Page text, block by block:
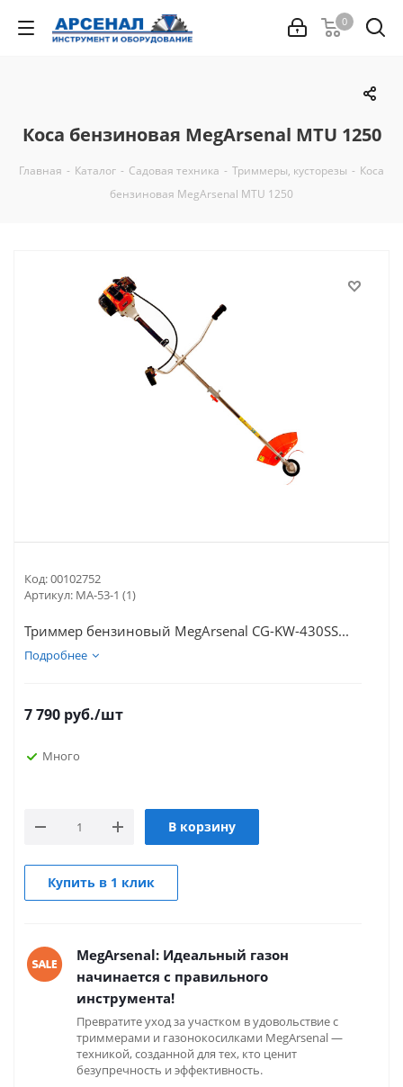
0
Коса бензиновая MegArsenal MTU 1250
Главная - Каталог - Садовая техника - Триммеры, кусторезы - Коса
бензиновая MegArsenal MTU 1250
Код:00102752
Артикул: МА-53-1 (1)
Триммер бензиновый MegArsenal CG-KW-430SS...
Подробнее
7 790 руб./шт
Много
В корзину
Купить в 1 клик
MegArsenal: Идеальный газон
начинается с правильного
инструмента!
Превратите уход за участком в удовольствие с
триммерами и газонокосилками MegArsenal —
техникой, созданной для тех, кто ценит
безупречность и эффективность.